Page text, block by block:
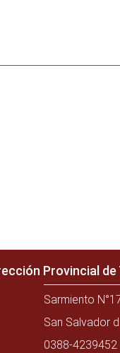
Provincial
Sarmiento
San Salvador
0388-